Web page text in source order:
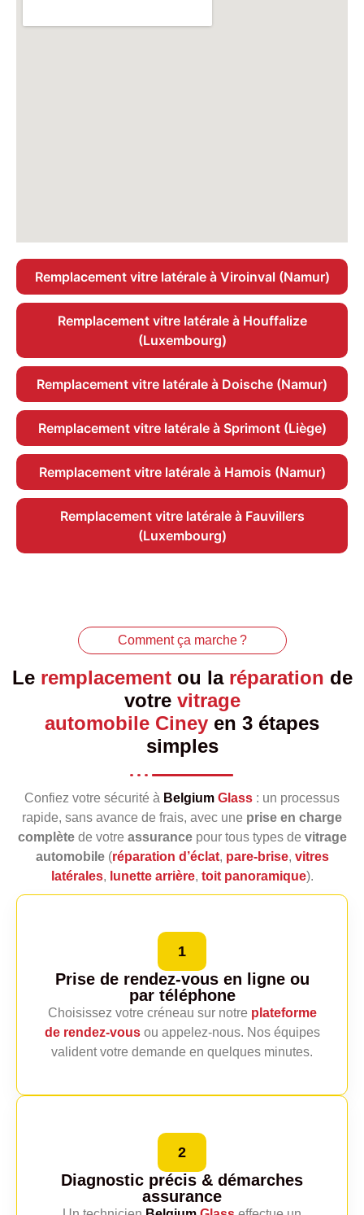
Remplacement vitre latérale à Viroinval (Namur)
Remplacement vitre latérale à Houffalize
(Luxembourg)
Remplacement vitre latérale à Doische (Namur)
Remplacement vitre latérale à Sprimont (Liège)
Remplacement vitre latérale à Hamois (Namur)
Remplacement vitre latérale à Fauvillers
(Luxembourg)
Comment ça marche ?
Le remplacementou la réparation de
votre vitrage
automobile Ciney en 3 étapes
simples
Confiez votre sécurité à Belgium Glass : un processus
rapide, sans avance de frais, avec une prise en charge
complètede votre assurancepour tous types de vitrage
automobile(réparation d’éclat, pare‑brise, vitres
latérales, lunette arrière, toit panoramique).
1
Prise de rendez-vous en ligne ou
par téléphone
Choisissez votre créneau sur notre plateforme
de rendez‑vousou appelez‑nous. Nos équipes
valident votre demande en quelques minutes.
2
Diagnostic précis & démarches
assurance